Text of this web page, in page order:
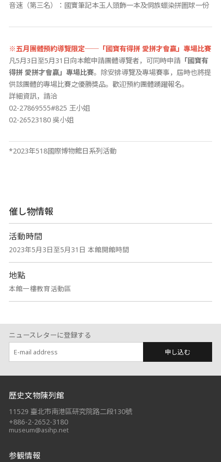
音速（第三名）：國寶筆記本玉人頭飾一本及侗族蠟染拼圖球一份
※五月團體預約導覽限定──「國寶有得拼 愛拼才會贏」專場比賽
凡5月3日至5月31日向本館申請團體導覽者，可同時申請「國寶有
得拼 愛拼才會贏」專場比賽。除安排導覽及專場賽事，屆時也將提
供該團體的專場比賽之優勝獎品。歡迎預約團體踴躍報名。
詳細資訊，請洽
02-27869555#825 王小姐
02-26523180 吳小姐
*2023年518國際博物館日系列活動
催し物情報
活動時間
2023年5月3日至5月31日 本館開館時間
地點
本館一樓教育活動區
ニュースレターに登録する
申し込む
:::
歷史文物陳列館
11529 臺北市南港區研究院路二段130號
+886-2-2652-3180
museum@asihp.net
参観情報